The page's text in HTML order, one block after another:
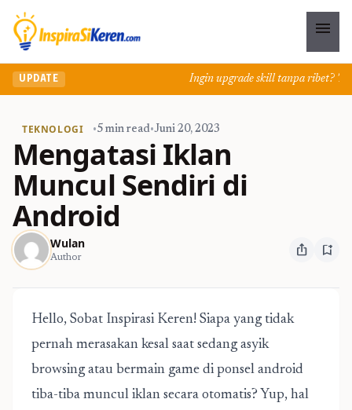
menu
UPDATE Ingin upgrade skill tanpa ribet?
TEKNOLOGI •5 min read•Juni 20, 2023
Mengatasi Iklan
Muncul Sendiri di
Android
Wulan
Author ios_share bookmark_add
Hello, Sobat Inspirasi Keren! Siapa yang tidak
pernah merasakan kesal saat sedang asyik
browsing atau bermain game di ponsel android
tiba-tiba muncul iklan secara otomatis? Yup, hal